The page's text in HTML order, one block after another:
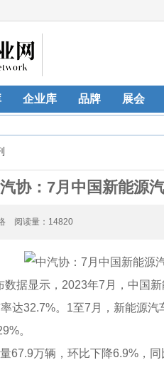
企业库 品牌 展会
协：7月中国新能源
阅读量：14820
数据显示，2023年7月，中国
达32.7%。1至7月，新能源
。
67.9万辆，环比下降6.9%，